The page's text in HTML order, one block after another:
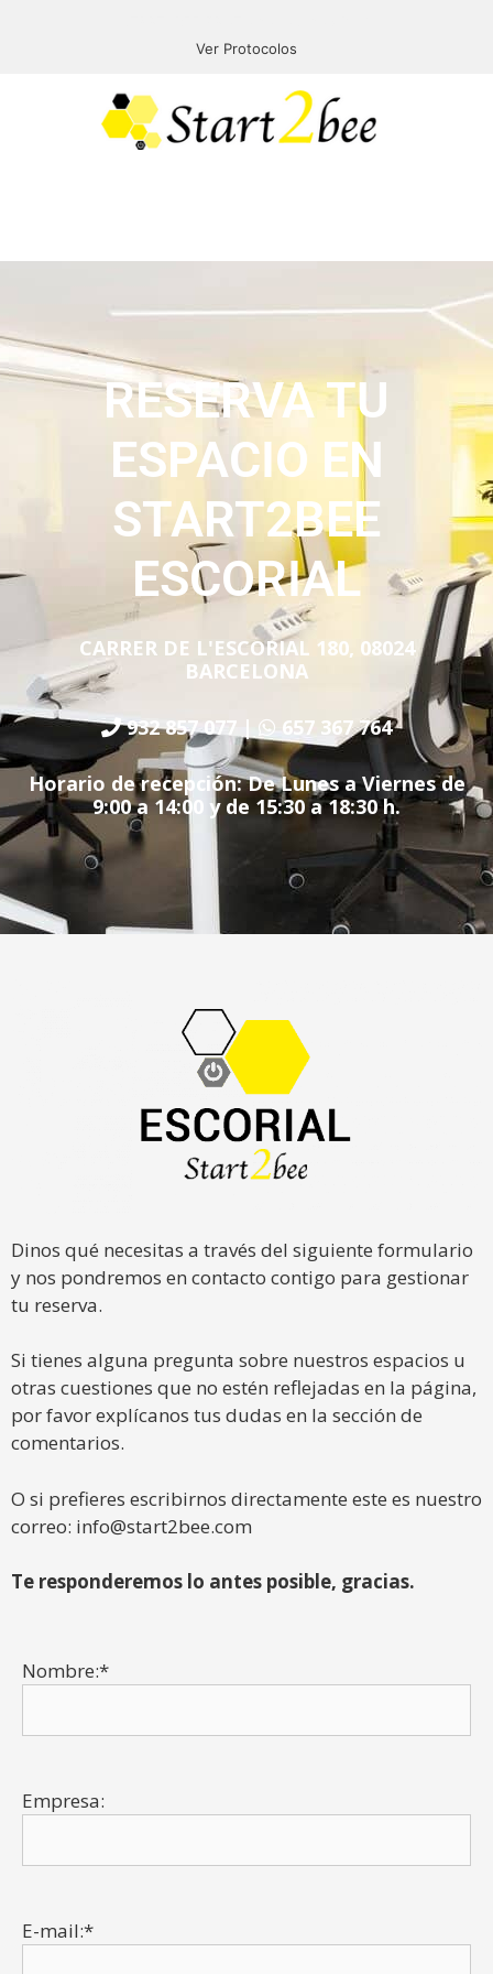
Ver Protocolos
RESERVA TU
ESPACIO EN
START2BEE
ESCORIAL
CARRER DE L'ESCORIAL 180, 08024
BARCELONA
932 857 077 | 657 367 764
Horario de recepción: De Lunes a Viernes de
9:00 a 14:00 y de 15:30 a 18:30 h.
Dinos qué necesitas a través del siguiente formulario
y nos pondremos en contacto contigo para gestionar
tu reserva.
Si tienes alguna pregunta sobre nuestros espacios u
otras cuestiones que no estén reflejadas en la página,
por favor explícanos tus dudas en la sección de
comentarios.
O si prefieres escribirnos directamente este es nuestro
correo: info@start2bee.com
Te responderemos lo antes posible, gracias.
Nombre:*
Empresa:
E-mail:*